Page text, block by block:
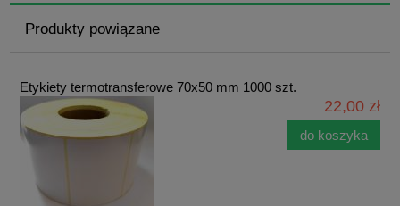
Produkty powiązane
Etykiety termotransferowe 70x50 mm 1000 szt.
22,00 zł
do koszyka